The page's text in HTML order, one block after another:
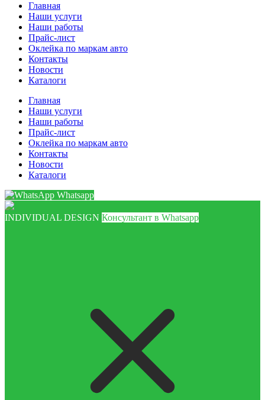
Главная
Наши услуги
Наши работы
Прайс-лист
Оклейка по маркам авто
Контакты
Новости
Каталоги
Главная
Наши услуги
Наши работы
Прайс-лист
Оклейка по маркам авто
Контакты
Новости
Каталоги
Whatsapp
INDIVIDUAL DESIGN Консультант в Whatsapp